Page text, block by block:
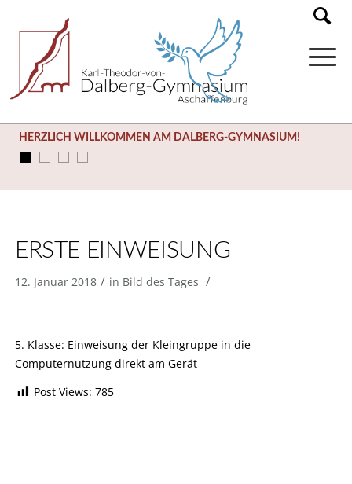
HERZLICH WILLKOMMEN AM DALBERG-GYMNASIUM!
ERSTE EINWEISUNG
12. Januar 2018 / in Bild des Tages /
5. Klasse: Einweisung der Kleingruppe in die
Computernutzung direkt am Gerät
Post Views: 785